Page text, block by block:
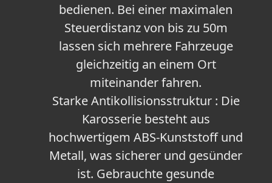
bedienen. Bei einer maximalen
Steuerdistanz von bis zu 50m
lassen sich mehrere Fahrzeuge
gleichzeitig an einem Ort
miteinander fahren.
Starke Antikollisionsstruktur : Die
Karosserie besteht aus
hochwertigem ABS-Kunststoff und
Metall, was sicherer und gesünder
ist. Gebrauchte gesunde